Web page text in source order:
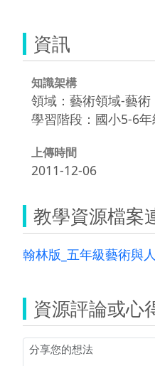
資訊
知識架構
領域：藝術領域-藝術
學習階段：國小5-6年
上傳時間
2011-12-06
教學資源檔案
翰林版_五年級藝術與
資源評論或心